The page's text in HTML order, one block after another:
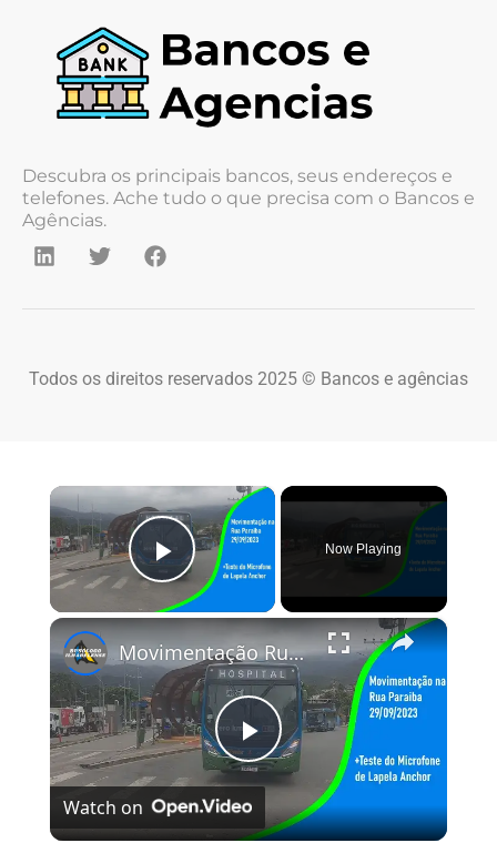
Descubra os principais bancos, seus endereços e
telefones. Ache tudo o que precisa com o Bancos e
Agências.
Todos os direitos reservados 2025 © Bancos e agências
×
Play Video
Now Playing
×
Play Video
Movimentação Rua Paraiba dia 29/09/2023 + Teste Microfone de Lapela Anchor
Watch on